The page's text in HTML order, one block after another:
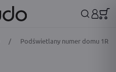
/
Podświetlany numer domu 1R